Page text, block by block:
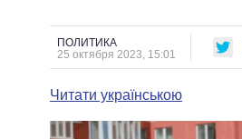
ГЛАВЫ
МЭРЫ
ВСЕ ПЕРСОНЫ
СРАВНЕНИЕ
ПОЛИТИКА
25 октября 2023, 15:01
Читати українською